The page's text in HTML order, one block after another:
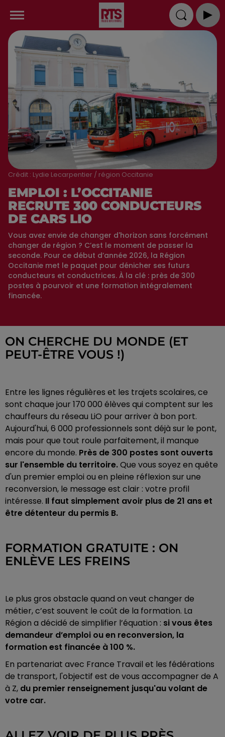
Crédit : Lydie Lecarpentier / région Occitanie
EMPLOI : L’OCCITANIE
RECRUTE 300 CONDUCTEURS
DE CARS LIO
Vous avez envie de changer d'horizon sans forcément
changer de région ? C’est le moment de passer la
seconde. Pour ce début d’année 2026, la Région
Occitanie met le paquet pour dénicher ses futurs
conducteurs et conductrices. À la clé : près de 300
postes à pourvoir et une formation intégralement
financée.
ON CHERCHE DU MONDE (ET
PEUT-ÊTRE VOUS !)
Entre les lignes régulières et les trajets scolaires, ce
sont chaque jour 170 000 élèves qui comptent sur les
chauffeurs du réseau LiO pour arriver à bon port.
Aujourd'hui, 6 000 professionnels sont déjà sur le pont,
mais pour que tout roule parfaitement, il manque
encore du monde. Près de 300 postes sont ouverts
sur l'ensemble du territoire.Que vous soyez en quête
d'un premier emploi ou en pleine réflexion sur une
reconversion, le message est clair : votre profil
intéresse. Il faut simplement avoir plus de 21 ans et
être détenteur du permis B.
FORMATION GRATUITE : ON
ENLÈVE LES FREINS
Le plus gros obstacle quand on veut changer de
métier, c’est souvent le coût de la formation. La
Région a décidé de simplifier l’équation : si vous êtes
demandeur d’emploi ou en reconversion, la
formation est financée à 100 %.
En partenariat avec France Travail et les fédérations
de transport, l'objectif est de vous accompagner de A
à Z, du premier renseignement jusqu'au volant de
votre car.